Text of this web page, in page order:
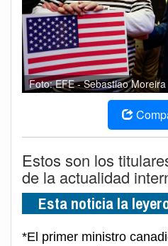
Foto: EFE - Sebastiao Moreira
Estos son los
de la actualidad
Esta noticia la
*El primer ministro